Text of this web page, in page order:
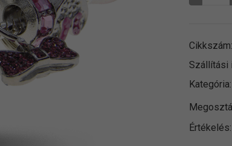
Cikkszám:
Szállítási
Kategória:
Értékelés: